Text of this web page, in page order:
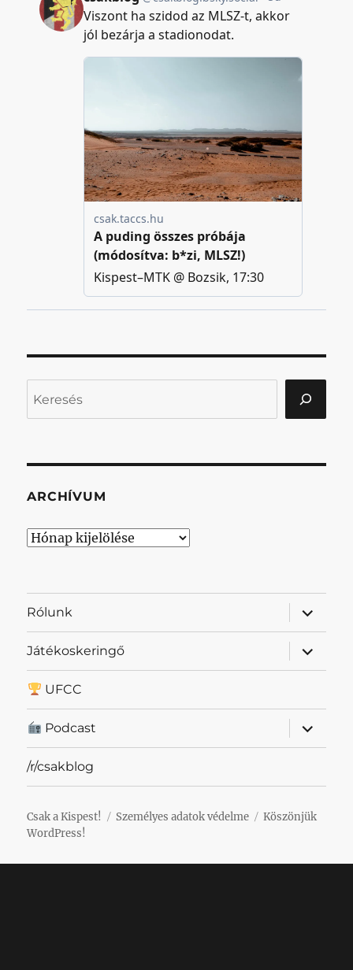
ARCHÍVUM
Archívum
Rólunk
almenü
Játékoskeringő
almenü
UFCC
Podcast
almenü
/r/csakblog
Csak a Kispest! Személyes adatok védelme
Köszönjük
WordPress!